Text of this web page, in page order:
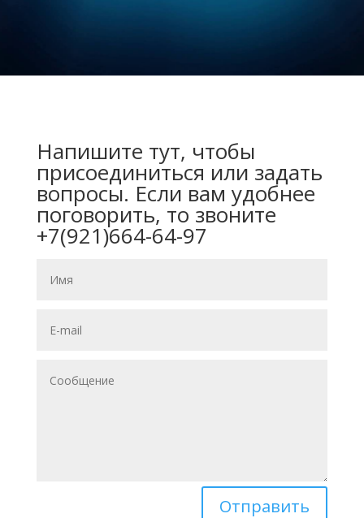
Напишите тут, чтобы
присоединиться или задать
вопросы. Если вам удобнее
поговорить, то звоните
+7(921)664-64-97
Отправить